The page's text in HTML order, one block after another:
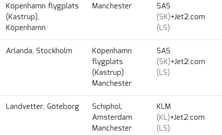
Köpenhamn flygplats
(Kastrup),
Köpenhamn
Manchester
SAS
(SK)+Jet2.com
(LS)
Arlanda, Stockholm
Köpenhamn
flygplats
(Kastrup)
Manchester
SAS
(SK)+Jet2.com
(LS)
Landvetter, Göteborg
Schiphol,
Amsterdam
Manchester
KLM
(KL)+Jet2.com
(LS)